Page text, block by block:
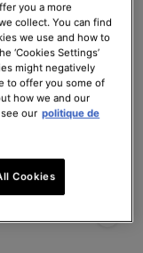
problèmes existants
personnalisées
vos objectifs en
you a more
collect. You can find
we use and how to
‘Cookies Settings’
might negatively
to offer you some of
how we and our
our politique de
Cookies